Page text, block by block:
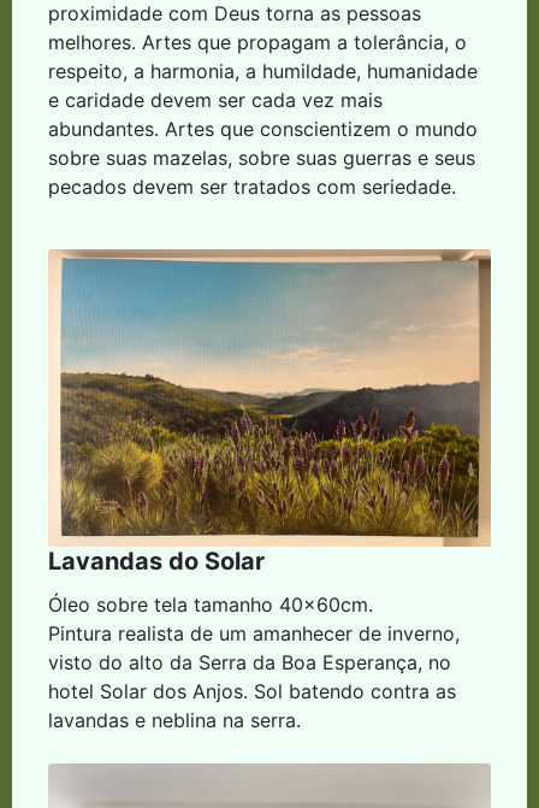
proximidade com Deus torna as pessoas
melhores. Artes que propagam a tolerância, o
respeito, a harmonia, a humildade, humanidade
e caridade devem ser cada vez mais
abundantes. Artes que conscientizem o mundo
sobre suas mazelas, sobre suas guerras e seus
pecados devem ser tratados com seriedade.
Lavandas do Solar
Óleo sobre tela tamanho 40x60cm.
Pintura realista de um amanhecer de inverno,
visto do alto da Serra da Boa Esperança, no
hotel Solar dos Anjos. Sol batendo contra as
lavandas e neblina na serra.